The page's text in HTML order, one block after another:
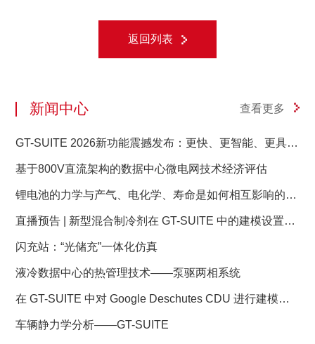
返回列表
新闻中心 查看更多
GT-SUITE 2026新功能震撼发布：更快、更智能、更具前
基于800V直流架构的数据中心微电网技术经济评估
锂电池的力学与产气、电化学、寿命是如何相互影响的？
如何相互影响的？
直播预告 | 新型混合制冷剂在 GT-SUITE 中的建模设置与
闪充站：“光储充”一体化仿真
液冷数据中心的热管理技术——泵驱两相系统
在 GT-SUITE 中对 Google Deschutes CDU 进行建模：
车辆静力学分析——GT-SUITE